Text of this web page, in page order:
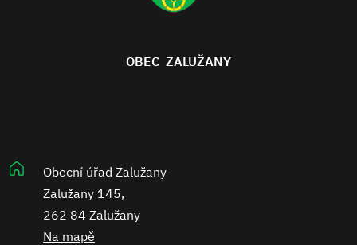
OBEC ZALUŽANY
Obecní úřad Zalužany
Zalužany 145,
262 84 Zalužany
Na mapě